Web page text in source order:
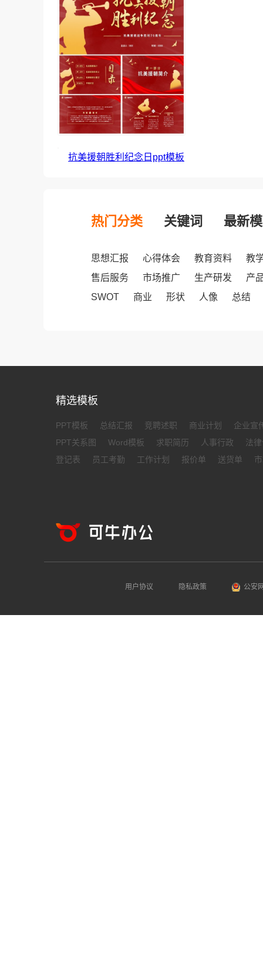
抗美援朝胜利纪念日ppt模板
热门分类 关键词 最新
思想汇报 心得体会 教育资料
教
售后服务
市场推广 生产研发
产
SWOT
商业 形状 人像 总结
精选模板
PPT模板 总结汇报 竞聘述职 商业计划
企业宣
PPT关系图
Word模板 求职简历 人事行政
法
登记表
员工考勤 工作计划 报价单 送货单
用户协议 隐私政策 公安